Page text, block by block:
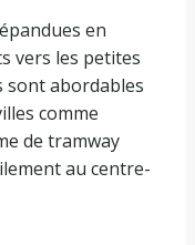
en
vers les petites
sont abordables
comme
de tramway
au centre-